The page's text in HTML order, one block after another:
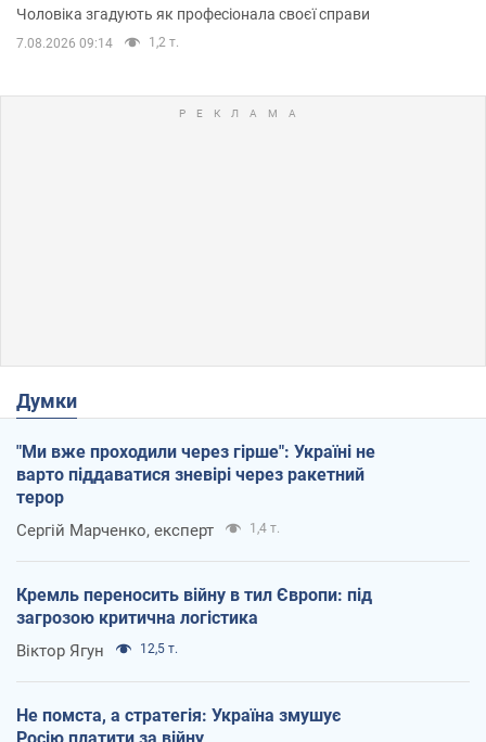
Чоловіка згадують як професіонала своєї справи
7.08.2026 09:14 1,2 т.
Думки
"Ми вже проходили через гірше": Україні не
варто піддаватися зневірі через ракетний
терор
Сергій Марченко, експерт 1,4 т.
Кремль переносить війну в тил Європи: під
загрозою критична логістика
Віктор Ягун 12,5 т.
Не помста, а стратегія: Україна змушує
Росію платити за війну